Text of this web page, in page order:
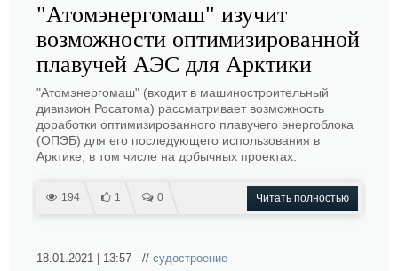
"Атомэнергомаш" изучит
возможности оптимизированной
плавучей АЭС для Арктики
"Атомэнергомаш" (входит в машиностроительный
дивизион Росатома) рассматривает возможность
доработки оптимизированного плавучего энергоблока
(ОПЭБ) для его последующего использования в
Арктике, в том числе на добычных проектах.
194 1 0 Читать полностью
18.01.2021 | 13:57 // судостроение